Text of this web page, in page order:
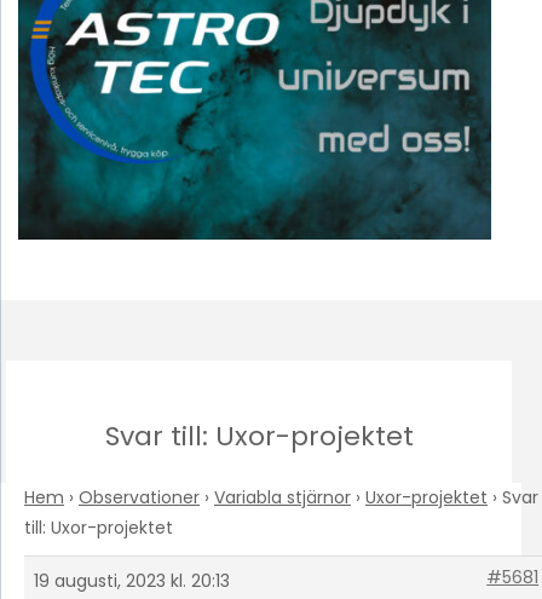
Svar till: Uxor-projektet
Hem › Observationer › Variabla stjärnor › Uxor-projektet › Svar
till: Uxor-projektet
19 augusti, 2023 kl. 20:13
#5681